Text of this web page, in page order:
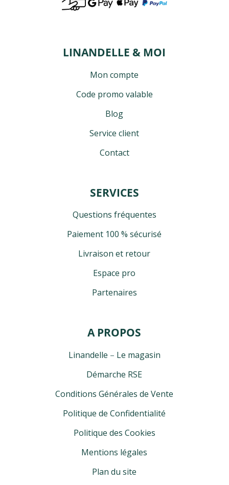
LINANDELLE & MOI
Mon compte
Code promo valable
Blog
Service client
Contact
SERVICES
Questions fréquentes
Paiement 100 % sécurisé
Livraison et retour
Espace pro
Partenaires
A PROPOS
Linandelle – Le magasin
Démarche RSE
Conditions Générales de Vente
Politique de Confidentialité
Politique des Cookies
Mentions légales
Plan du site